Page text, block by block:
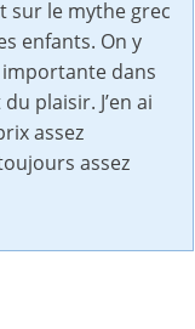
sur le mythe grec
enfants. On y
dans
plaisir. J’en ai
assez
assez